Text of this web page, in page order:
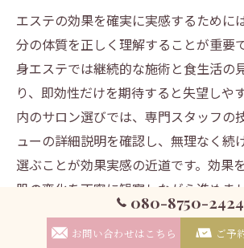
エステの効果を確実に実感するために
分の体質を正しく理解することが重要
身エステでは継続的な施術と食生活の
り、即効性だけを期待すると失望しや
内のサロン選びでは、専門スタッフの
ューの詳細説明を確認し、無理なく続
選ぶことが効果実感の近道です。効果
肌の変化を丁寧に観察しながら進めまし
エステで失敗しないための事前チェ
080-8750-2424
お問い合わせはこちら ご予